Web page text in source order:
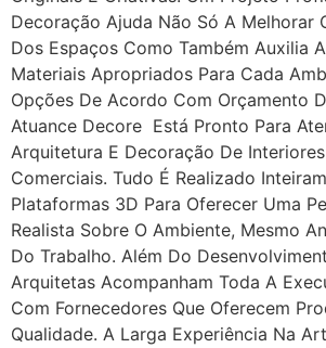
Decoração Ajuda Não Só A Melhorar
Dos Espaços Como Também Auxilia
Materiais Apropriados Para Cada
Opções De Acordo Com Orçamento
Atuance Decore Está Pronto Para
Arquitetura E Decoração De
Comerciais. Tudo É Realizado
Plataformas 3D Para Oferecer Uma
Realista Sobre O Ambiente, Mesmo
Do Trabalho. Além Do
Arquitetas Acompanham Toda A
Com Fornecedores Que Oferecem
Qualidade. A Larga Experiência Na